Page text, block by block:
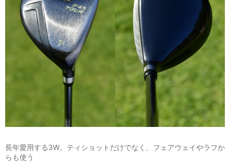
長年愛用する3W。ティショットだけでなく、フェアウェイやラフか
らも使う